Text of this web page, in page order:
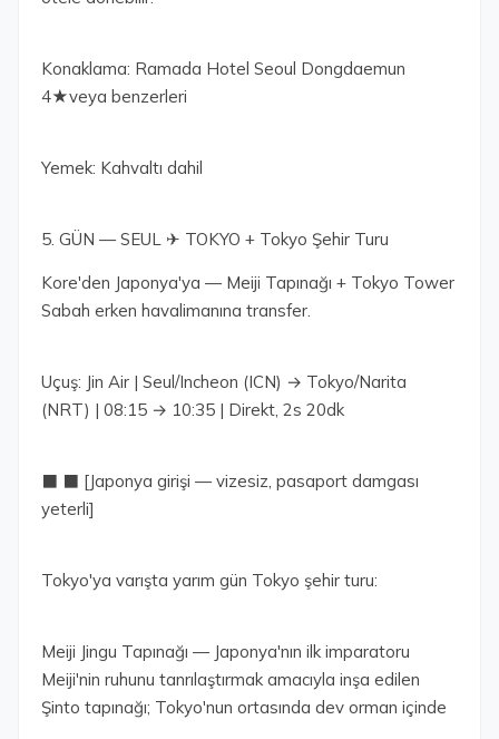
Konaklama: Ramada Hotel Seoul Dongdaemun
4★veya benzerleri
Yemek: Kahvaltı dahil
5. GÜN — SEUL ✈ TOKYO + Tokyo Şehir Turu
Kore'den Japonya'ya — Meiji Tapınağı + Tokyo Tower
Sabah erken havalimanına transfer.
Uçuş: Jin Air | Seul/Incheon (ICN) → Tokyo/Narita
(NRT) | 08:15 → 10:35 | Direkt, 2s 20dk
⬛ ⬛ [Japonya girişi — vizesiz, pasaport damgası
yeterli]
Tokyo'ya varışta yarım gün Tokyo şehir turu:
Meiji Jingu Tapınağı — Japonya'nın ilk imparatoru
Meiji'nin ruhunu tanrılaştırmak amacıyla inşa edilen
Şinto tapınağı; Tokyo'nun ortasında dev orman içinde